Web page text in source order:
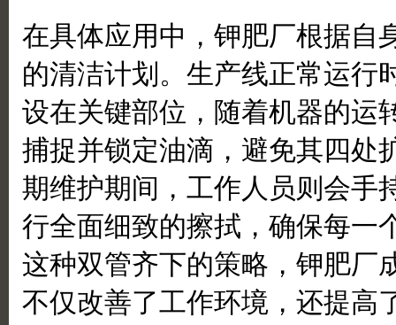
在具体应用中，钾肥厂根据自
的清洁计划。生产线正常运行
设在关键部位，随着机器的运
捕捉并锁定油滴，避免其四处
期维护期间，工作人员则会手
行全面细致的擦拭，确保每一
这种双管齐下的策略，钾肥厂
不仅改善了工作环境，还提高